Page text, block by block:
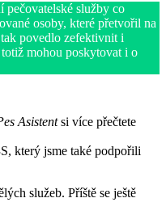
pečovatelské služby co
osoby, které přetvořil na
povedlo zefektivnit i
mohou poskytovat i o
Asistentsi více přečtete
který jsme také podpořili
služeb. Příště se ještě